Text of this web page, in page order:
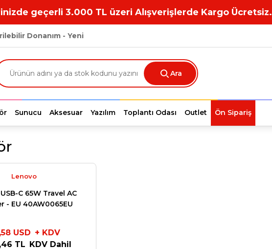
geçerli 3.000 TL üzeri Alışverişlerde Kargo Ücretsiz.
Donanım - Yeni
Ara
Sunucu Aksesuar Yazılım Toplantı Odası Outlet Ön Sipariş
Lenovo
C 65W Travel AC
- EU 40AW0065EU
USD + KDV
TL KDV Dahil